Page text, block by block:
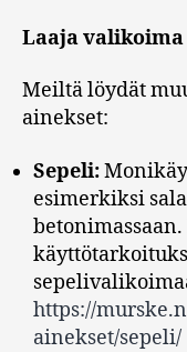
Laaja
Meiltä löydät
ainekset:
Sepeli:
esimerkiksi
https://
ainekset/sepeli/